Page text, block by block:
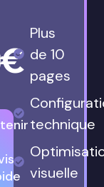
Plus
de 10
pages
technique
visuelle